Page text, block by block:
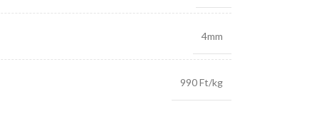
4mm
990 Ft/kg